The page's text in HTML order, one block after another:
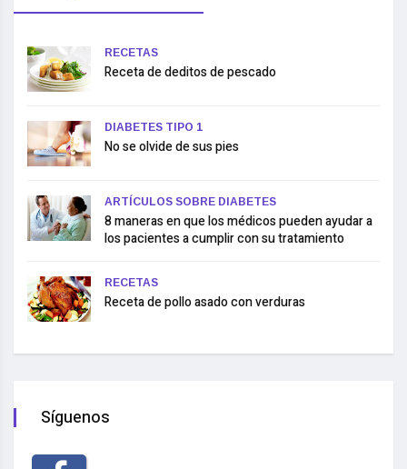
RECETAS
Receta de deditos de pescado
DIABETES TIPO 1
No se olvide de sus pies
ARTÍCULOS SOBRE DIABETES
8 maneras en que los médicos pueden ayudar a
los pacientes a cumplir con su tratamiento
RECETAS
Receta de pollo asado con verduras
Síguenos